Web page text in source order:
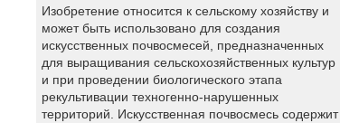
Изобретение относится к сельскому хозяйству и
может быть использовано для создания
искусственных почвосмесей, предназначенных
для выращивания сельскохозяйственных культур
и при проведении биологического этапа
рекультивации техногенно-нарушенных
территорий. Искусственная почвосмесь содержит